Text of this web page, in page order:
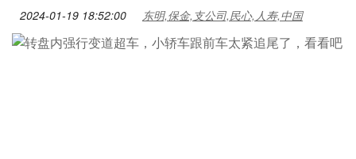
2024-01-19 18:52:00 东明,保金,支公司,民心,人寿,中国